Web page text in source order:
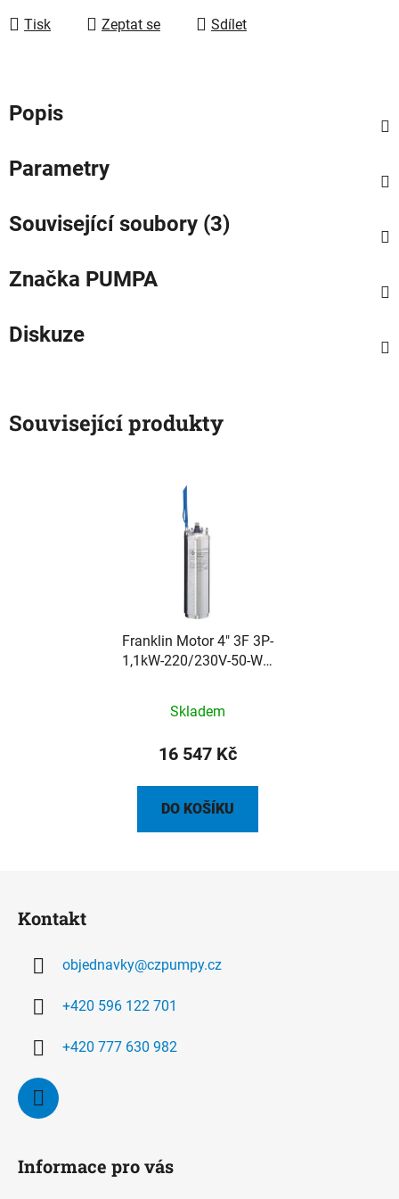
Tisk Zeptat se Sdílet
Popis
Parametry
Související soubory (3)
Značka PUMPA
Diskuze
Související produkty
Franklin Motor 4" 3F 3P-
1,1kW-220/230V-50-W s
Skladem
16 547 Kč
DO KOŠÍKU
Kontakt
objednavky@czpumpy.cz
+420 596 122 701
+420 777 630 982
Informace pro vás